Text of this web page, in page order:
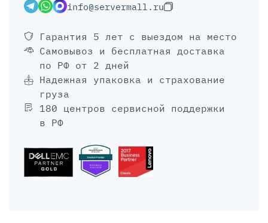
info@servermall.ru
Гарантия 5 лет с выездом на место
Самовывоз и бесплатная доставка
по РФ от 2 дней
Надежная упаковка и страхование
груза
180 центров сервисной поддержки
в РФ